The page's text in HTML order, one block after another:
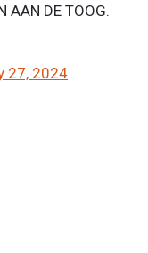
AAN DE TOOG.
27, 2024